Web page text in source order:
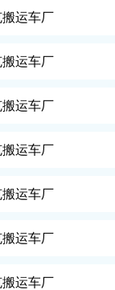
运车厂
搬运车厂
运车厂
运车厂
搬运车厂
运车厂
运车厂